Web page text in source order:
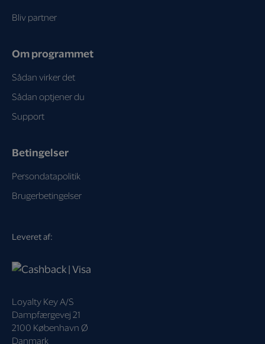
Leveret af:
Loyalty Key A/S
Dampfærgevej 21
2100 København Ø
Danmark
Bliv partner
Om programmet
Sådan virker det
Sådan optjener du
Support
Betingelser
Persondatapolitik
Brugerbetingelser